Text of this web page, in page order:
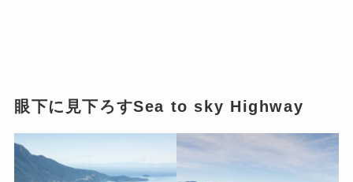
眼下に見下ろすSea to sky Highway